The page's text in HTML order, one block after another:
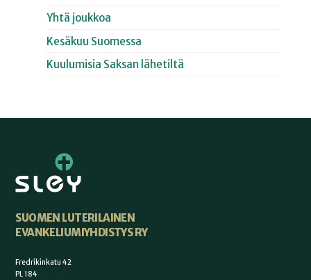
Yhtä joukkoa
Kesäkuu Suomessa
Kuulumisia Saksan lähetiltä
SUOMEN LUTERILAINEN
EVANKELIUMIYHDISTYS RY
Fredrikinkatu 42
PL 184